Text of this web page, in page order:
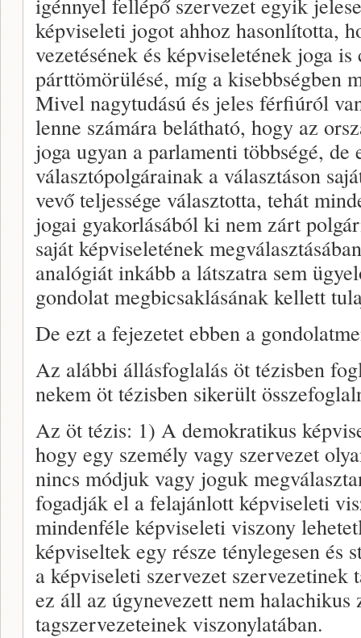
képviseleti jogot ahhoz hasonlította,
vezetésének és képviseletének joga
párttömörülésé, míg a kisebbségben
Mivel nagytudású és jeles férfiúról
lenne számára belátható, hogy az
joga ugyan a parlamenti többségé, de
választópolgárainak a választáson
vevő teljessége választotta, tehát
jogai gyakorlásából ki nem zárt
saját képviseletének
analógiát inkább a látszatra sem
gondolat megbicsaklásának kellett
De ezt a fejezetet ebben a
Az alábbi állásfoglalás öt tézisben
nekem öt tézisben sikerült
Az öt tézis: 1) A demokratikus
hogy egy személy vagy szervezet
nincs módjuk vagy joguk
fogadják el a felajánlott képviseleti
mindenféle képviseleti viszony
képviseltek egy része ténylegesen és
a képviseleti szervezet szervezetinek
ez áll az úgynevezett nem halachikus
tagszervezeteinek viszonylatában.